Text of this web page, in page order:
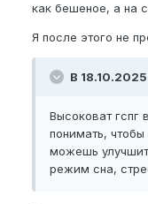
как бешеное, а на
Я после этого не
В
Высоковат гспг
понимать, чтобы
можешь
режим сна,